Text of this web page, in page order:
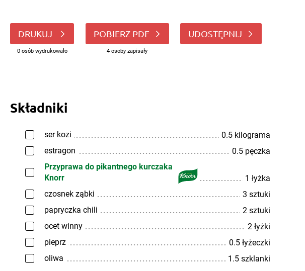
DRUKUJ
0 osób wydrukowało
POBIERZ PDF
4 osoby zapisały
UDOSTĘPNIJ
Składniki
ser kozi
0.5 kilograma
estragon
0.5 pęczka
Przyprawa do pikantnego kurczaka
Knorr
1 łyżka
czosnek ząbki
3 sztuki
papryczka chili
2 sztuki
ocet winny
2 łyżki
pieprz
0.5 łyżeczki
oliwa
1.5 szklanki